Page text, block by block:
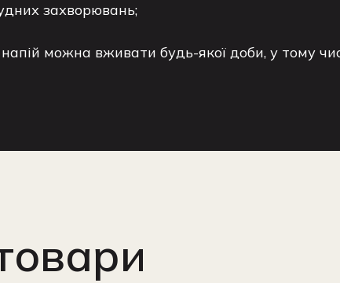
захворювань;
можна вживати будь-якої доби, у тому